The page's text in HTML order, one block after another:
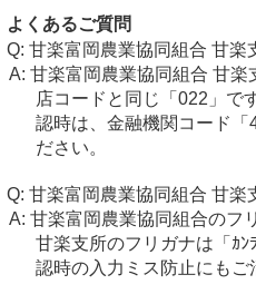
よくあるご質問
甘楽富岡農業協同組合 甘楽
甘楽富岡農業協同組合 甘
店コードと同じ「022」で
認時は、金融機関コード「
ださい。
甘楽富岡農業協同組合 甘楽
甘楽富岡農業協同組合のフ
甘楽支所のフリガナは「ｶ
認時の入力ミス防止にもご